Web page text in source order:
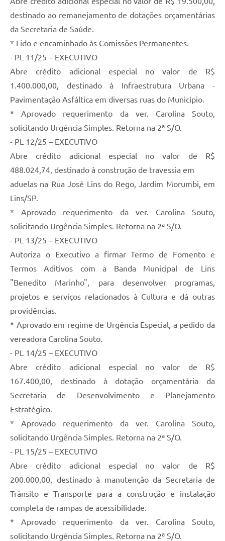
destinado ao remanejamento de dotações orçamentárias
da Secretaria de Saúde.
* Lido e encaminhado às Comissões Permanentes.
- PL 11/25 – EXECUTIVO
Abre crédito adicional especial no valor de R$
1.400.000,00, destinado à Infraestrutura Urbana -
Pavimentação Asfáltica em diversas ruas do Município.
* Aprovado requerimento da ver. Carolina Souto,
solicitando Urgência Simples. Retorna na 2ª S/O.
- PL 12/25 – EXECUTIVO
Abre crédito adicional especial no valor de R$
488.024,74, destinado à construção de travessia em
aduelas na Rua José Lins do Rego, Jardim Morumbi, em
Lins/SP.
* Aprovado requerimento da ver. Carolina Souto,
solicitando Urgência Simples. Retorna na 2ª S/O.
- PL 13/25 – EXECUTIVO
Autoriza o Executivo a firmar Termo de Fomento e
Termos Aditivos com a Banda Municipal de Lins
"Benedito Marinho", para desenvolver programas,
projetos e serviços relacionados à Cultura e dá outras
providências.
* Aprovado em regime de Urgência Especial, a pedido da
vereadora Carolina Souto.
- PL 14/25 – EXECUTIVO
Abre crédito adicional especial no valor de R$
167.400,00, destinado à dotação orçamentária da
Secretaria de Desenvolvimento e Planejamento
Estratégico.
* Aprovado requerimento da ver. Carolina Souto,
solicitando Urgência Simples. Retorna na 2ª S/O.
- PL 15/25 – EXECUTIVO
Abre crédito adicional especial no valor de R$
200.000,00, destinado à manutenção da Secretaria de
Trânsito e Transporte para a construção e instalação
completa de rampas de acessibilidade.
* Aprovado requerimento da ver. Carolina Souto,
solicitando Urgência Simples. Retorna na 2ª S/O.